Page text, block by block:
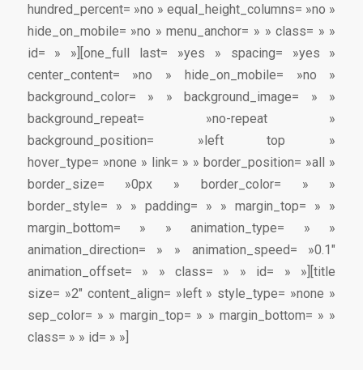
hundred_percent= »no » equal_height_columns= »no »
hide_on_mobile= »no » menu_anchor= » » class= » »
id= » »][one_full last= »yes » spacing= »yes »
center_content= »no » hide_on_mobile= »no »
background_color= » » background_image= » »
background_repeat= »no-repeat »
background_position= »left top »
hover_type= »none » link= » » border_position= »all »
border_size= »0px » border_color= » »
border_style= » » padding= » » margin_top= » »
margin_bottom= » » animation_type= » »
animation_direction= » » animation_speed= »0.1″
animation_offset= » » class= » » id= » »][title
size= »2″ content_align= »left » style_type= »none »
sep_color= » » margin_top= » » margin_bottom= » »
class= » » id= » »]